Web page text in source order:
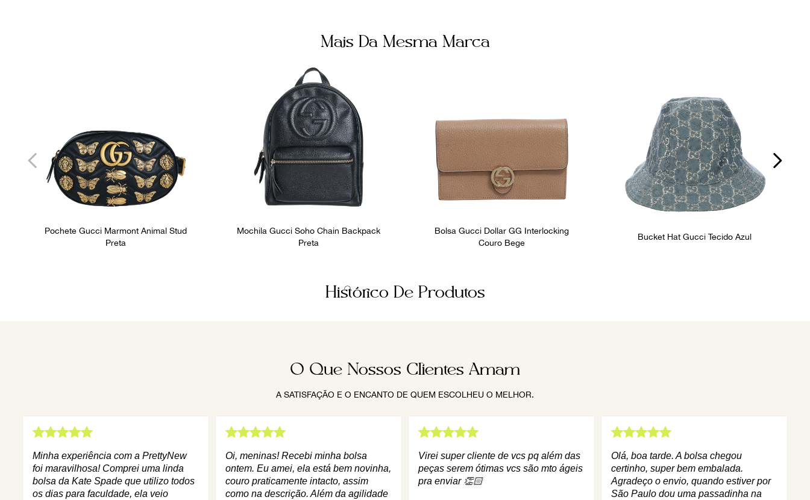
Mais Da Mesma Marca
Pochete Gucci Marmont Animal Stud
Preta
Mochila Gucci Soho Chain Backpack
Preta
Bolsa Gucci Dollar GG Interlocking
Couro Bege
Bucket Hat Gucci Tecido Azul
Histórico De Produtos
O Que Nossos Clientes Amam
A SATISFAÇÃO E O ENCANTO DE QUEM ESCOLHEU O MELHOR.
Minha experiência com a PrettyNew
foi maravilhosa! Comprei uma linda
bolsa da Kate Spade que utilizo todos
os dias para faculdade, ela veio
Oi, meninas! Recebi minha bolsa
ontem. Eu amei, ela está bem novinha,
couro praticamente intacto, assim
como na descrição. Além da agilidade
Virei super cliente de vcs pq além das
peças serem ótimas vcs são mto ágeis
pra enviar 👏🏻
Olá, boa tarde. A bolsa chegou
certinho, super bem embalada.
Agradeço o envio, quando estiver por
São Paulo dou uma passadinha na